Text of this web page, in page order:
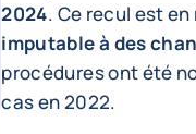
2024. Ce recul est
imputable à des
procédures ont été
cas en 2022.